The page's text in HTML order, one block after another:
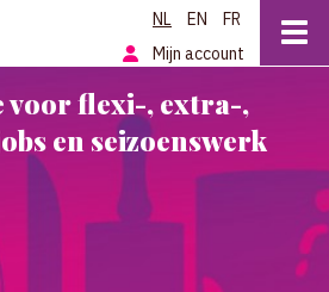
NL EN
FR
Mijn account
voor flexi-, extra-,
en seizoenswerk